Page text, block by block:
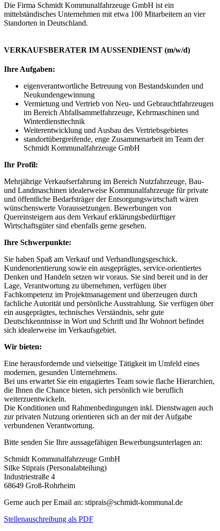
Die Firma Schmidt Kommunalfahrzeuge GmbH ist ein
mittelständisches Unternehmen mit etwa 100 Mitarbeitern an vier
Standorten in Deutschland.
VERKAUFSBERATER IM AUSSENDIENST (m/w/d)
Ihre Aufgaben:
eigenverantwortliche Betreuung von Bestandskunden und
Neukundengewinnung
Vermietung und Vertrieb von Neu- und Gebrauchtfahrzeugen
im Bereich Abfallsammelfahrzeuge, Kehrmaschinen und
Winterdiensttechnik
Weiterentwicklung und Ausbau des Vertriebsgebietes
standortübergreifende, enge Zusammenarbeit im Team der
Schmidt Kommunalfahrzeuge GmbH
Ihr Profil:
Mehrjährige Verkaufserfahrung im Bereich Nutzfahrzeuge, Bau-
und Landmaschinen idealerweise Kommunalfahrzeuge für private
und öffentliche Bedarfsträger der Entsorgungswirtschaft wären
wünschenswerte Voraussetzungen. Bewerbungen von
Quereinsteigern aus dem Verkauf erklärungsbedürftiger
Wirtschaftsgüter sind ebenfalls gerne gesehen.
Ihre Schwerpunkte:
Sie haben Spaß am Verkauf und Verhandlungsgeschick.
Kundenorientierung sowie ein ausgeprägtes, service-orientiertes
Denken und Handeln setzen wir voraus. Sie sind bereit und in der
Lage, Verantwortung zu übernehmen, verfügen über
Fachkompetenz im Projektmanagement und überzeugen durch
fachliche Autorität und persönliche Ausstrahlung. Sie verfügen über
ein ausgeprägtes, technisches Verständnis, sehr gute
Deutschkenntnisse in Wort und Schrift und Ihr Wohnort befindet
sich idealerweise im Verkaufsgebiet.
Wir bieten:
Eine herausfordernde und vielseitige Tätigkeit im Umfeld eines
modernen, gesunden Unternehmens.
Bei uns erwartet Sie ein engagiertes Team sowie flache Hierarchien,
die Ihnen die Chance bieten, sich persönlich wie beruflich
weiterzuentwickeln.
Die Konditionen und Rahmenbedingungen inkl. Dienstwagen auch
zur privaten Nutzung orientieren sich an der mit der Aufgabe
verbundenen Verantwortung.
Bitte senden Sie Ihre aussagefähigen Bewerbungsunterlagen an:
Schmidt Kommunalfahrzeuge GmbH
Silke Stiprais (Personalabteilung)
Industriestraße 4
68649 Groß-Rohrheim
Gerne auch per Email an: stiprais@schmidt-kommunal.de
Stellenauschreibung als PDF